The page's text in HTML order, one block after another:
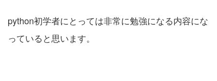
python初学者にとっては非常に勉強になる内容にな
っていると思います。